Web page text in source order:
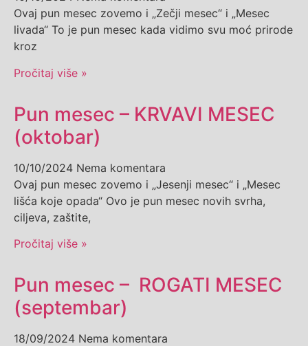
Ovaj pun mesec zovemo i „Zečji mesec“ i „Mesec
livada“ To je pun mesec kada vidimo svu moć prirode
kroz
Pročitaj više »
Pun mesec – KRVAVI MESEC
(oktobar)
10/10/2024 Nema komentara
Ovaj pun mesec zovemo i „Jesenji mesec“ i „Mesec
lišća koje opada“ Ovo je pun mesec novih svrha,
ciljeva, zaštite,
Pročitaj više »
Pun mesec – ROGATI MESEC
(septembar)
18/09/2024 Nema komentara